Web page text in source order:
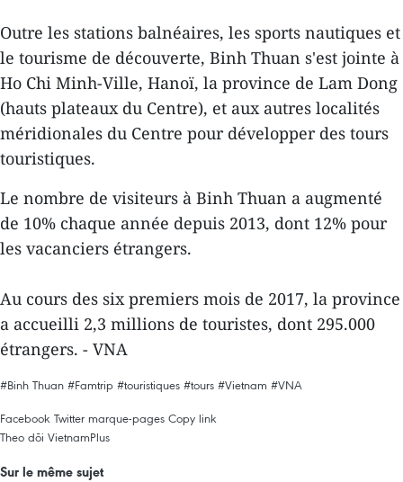
Outre les stations balnéaires, les sports nautiques et
le​ tourisme de découverte, Binh Thuan s'est jointe à
Ho Chi Minh-Ville, Hanoï, la province de Lam Dong
(hauts plateaux du Centre), et aux autres localités
méridionales du Centre pour développer des tours
touristiques.
Le nombre de visiteurs à Binh Thuan a augmenté
de 10% chaque année depuis 2013, dont 12% pour
les vacanciers étrangers.
Au cours des six premiers mois de 2017, la province
a accueilli 2,3 millions de touristes, dont 295.000
étrangers. - VNA
#Binh Thuan #Famtrip #touristiques #tours #Vietnam #VNA
Facebook Twitter marque-pages Copy link
Theo dõi VietnamPlus
Sur le même sujet